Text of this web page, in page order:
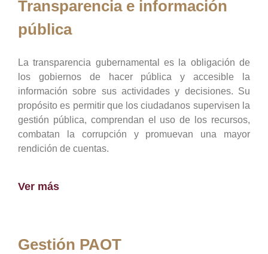
Transparencia e información
pública
La transparencia gubernamental es la obligación de
los gobiernos de hacer pública y accesible la
información sobre sus actividades y decisiones. Su
propósito es permitir que los ciudadanos supervisen la
gestión pública, comprendan el uso de los recursos,
combatan la corrupción y promuevan una mayor
rendición de cuentas.
Ver más
Gestión PAOT